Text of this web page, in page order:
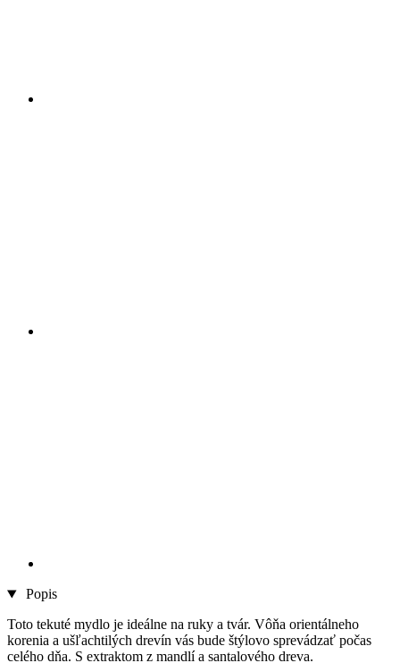
Popis
Toto tekuté mydlo je ideálne na ruky a tvár. Vôňa orientálneho
korenia a ušľachtilých drevín vás bude štýlovo sprevádzať počas
celého dňa. S extraktom z mandlí a santalového dreva.